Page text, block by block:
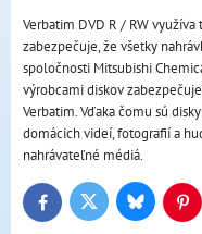
Verbatim DVD R / RW
zabezpečuje, že všetky
spoločnosti Mitsubishi
výrobcami diskov
Verbatim. Vďaka čomu sú
domácich videí, fotografií a
nahrávateľné médiá.
FacebookTwitter Bluesky